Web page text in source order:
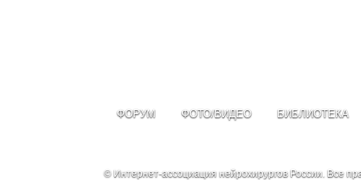
ФОРУМ ФОТО/ВИДЕО БИБЛИОТЕКА
© Интернет-ассоциация нейрохирургов России. Все